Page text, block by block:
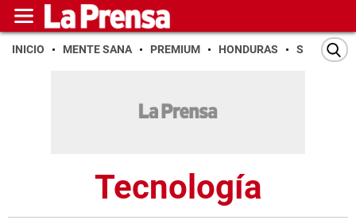
INICIO MENTE SANA PREMIUM HONDURAS SAN PEDRO
Tecnología